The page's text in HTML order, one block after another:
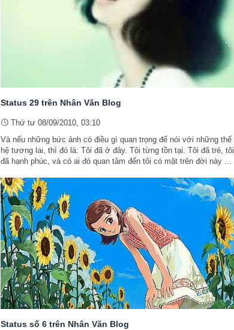
Status 29 trên Nhân Văn Blog
Thứ tư 08/09/2010, 03:10
Và nếu những bức ảnh có điều gì quan trọng để nói với những thế
hệ tương lai, thì đó là: Tôi đã ở đây. Tôi từng tồn tại. Tôi đã trẻ, tôi
đã hạnh phúc, và có ai đó quan tâm đến tôi có mặt trên đời này ...
Status số 6 trên Nhân Văn Blog